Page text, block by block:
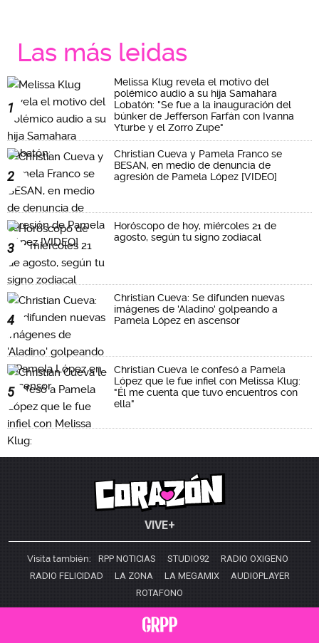
Las más leidas
1
Melissa Klug revela el motivo del
polémico audio a su hija Samahara
Lobatón: "Se fue a la inauguración del
búnker de Jefferson Farfán con Ivanna
Yturbe y el Zorro Zupe"
2
Christian Cueva y Pamela Franco se
BESAN, en medio de denuncia de
agresión de Pamela López [VIDEO]
3
Horóscopo de hoy, miércoles 21 de
agosto, según tu signo zodiacal
4
Christian Cueva: Se difunden nuevas
imágenes de 'Aladino' golpeando a
Pamela López en ascensor
5
Christian Cueva le confesó a Pamela
López que le fue infiel con Melissa Klug:
"Él me cuenta que tuvo encuentros con
ella"
VIVE+
Visita también: RPP NOTICIAS STUDIO92
RADIO OXIGENO
RADIO FELICIDAD
LA ZONA LA MEGAMIX
AUDIOPLAYER
ROTAFONO